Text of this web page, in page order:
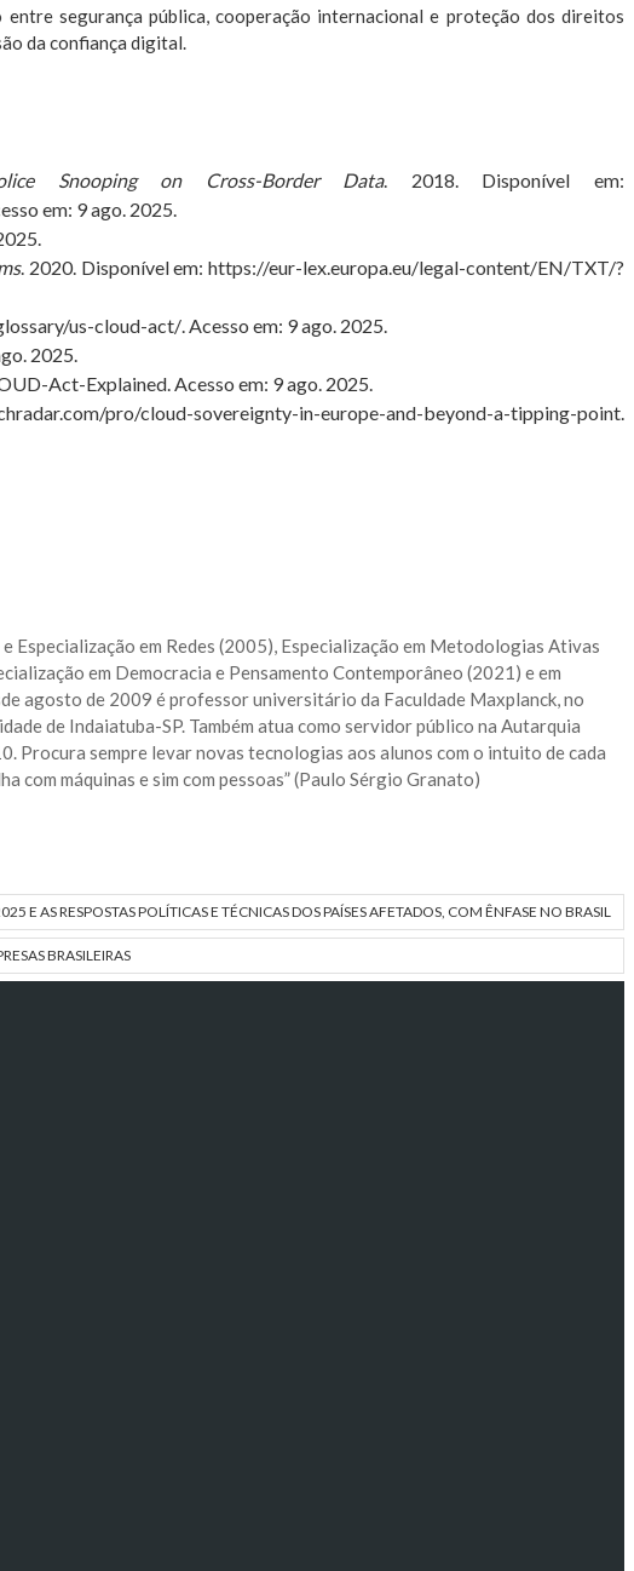
segurança pública, cooperação internacional e proteção dos direitos
da confiança digital.
Snooping on Cross-Border Data. 2018. Disponível em:
em: 9 ago. 2025.
. 2020. Disponível em: https://eur-lex.europa.eu/legal-content/EN/TXT/?
us-cloud-act/. Acesso em: 9 ago. 2025.
2025.
Act-Explained. Acesso em: 9 ago. 2025.
pro/cloud-sovereignty-in-europe-and-beyond-a-tipping-point.
em Redes (2005), Especialização em Metodologias Ativas
em Democracia e Pensamento Contemporâneo (2021) e em
agosto de 2009 é professor universitário da Faculdade Maxplanck, no
de Indaiatuba-SP. Também atua como servidor público na Autarquia
Procura sempre levar novas tecnologias aos alunos com o intuito de cada
com máquinas e sim com pessoas” (Paulo Sérgio Granato)
E AS RESPOSTAS POLÍTICAS E TÉCNICAS DOS PAÍSES AFETADOS, COM ÊNFASE NO BRASIL
BRASILEIRAS